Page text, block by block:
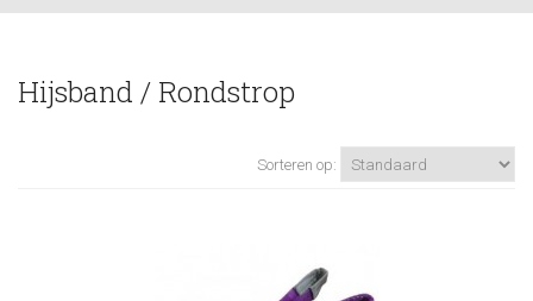
Hijsband / Rondstrop
Sorteren op: